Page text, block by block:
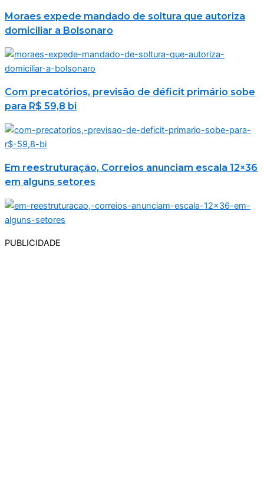
Moraes expede mandado de soltura que autoriza
domiciliar a Bolsonaro
Com precatórios, previsão de déficit primário sobe
para R$ 59,8 bi
Em reestruturação, Correios anunciam escala 12×36
em alguns setores
PUBLICIDADE